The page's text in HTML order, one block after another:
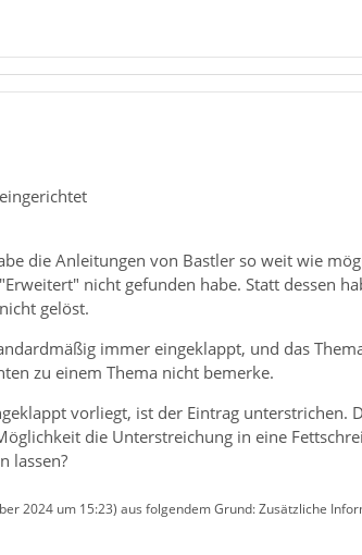
die Anleitungen von Bastler so weit wie
nicht gefunden habe. Statt dessen
gelöst.
immer eingeklappt, und das
zu einem Thema nicht bemerke.
vorliegt, ist der Eintrag unterstrichen.
die Unterstreichung in eine
lassen?
2024 um 15:23) aus folgendem Grund: Zusätzliche